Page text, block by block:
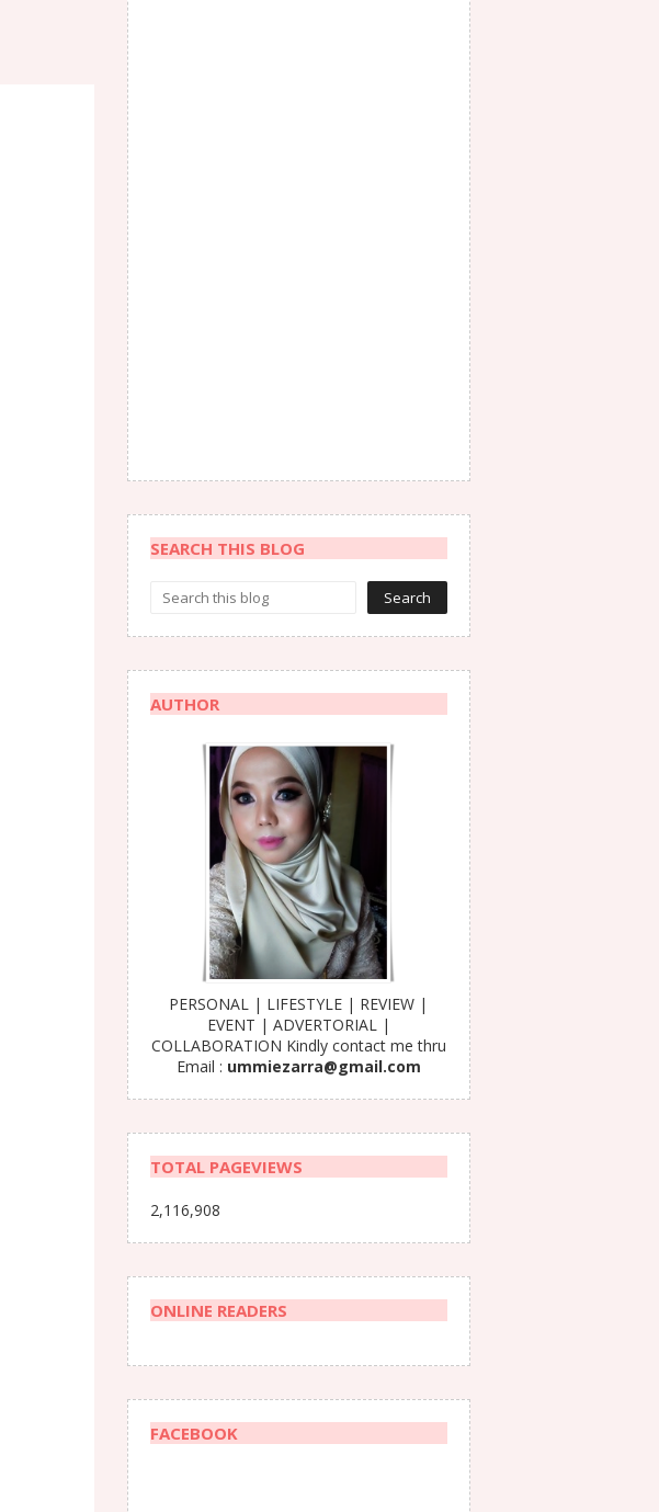
SEARCH THIS BLOG
AUTHOR
PERSONAL | LIFESTYLE | REVIEW |
EVENT | ADVERTORIAL |
COLLABORATION Kindly contact me thru
Email : ummiezarra@gmail.com
TOTAL PAGEVIEWS
2,116,908
ONLINE READERS
FACEBOOK